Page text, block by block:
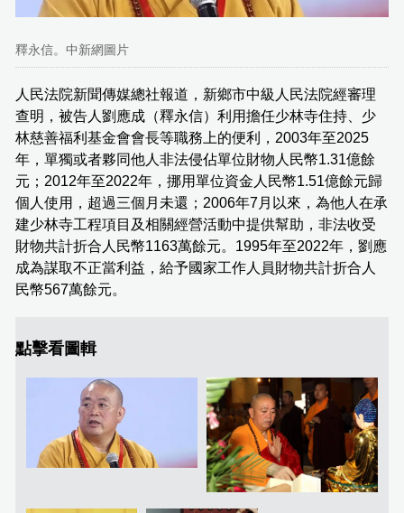
釋永信。中新網圖片
人民法院新聞傳媒總社報道，新鄉市中級人民法院經審理
查明，被告人劉應成（釋永信）利用擔任少林寺住持、少
林慈善福利基金會會長等職務上的便利，2003年至2025
年，單獨或者夥同他人非法侵佔單位財物人民幣1.31億餘
元；2012年至2022年，挪用單位資金人民幣1.51億餘元歸
個人使用，超過三個月未還；2006年7月以來，為他人在承
建少林寺工程項目及相關經營活動中提供幫助，非法收受
財物共計折合人民幣1163萬餘元。1995年至2022年，劉應
成為謀取不正當利益，給予國家工作人員財物共計折合人
民幣567萬餘元。
點擊看圖輯